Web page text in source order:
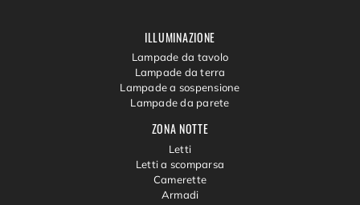
ZONA NOTTE
Letti
Letti a scomparsa
Camerette
Armadi
ILLUMINAZIONE
Lampade da tavolo
Lampade da terra
Lampade a sospensione
Lampade da parete